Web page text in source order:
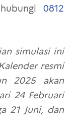
0812
simulasi ini
resmi
2025 akan
24 Februari
21 Juni, dan